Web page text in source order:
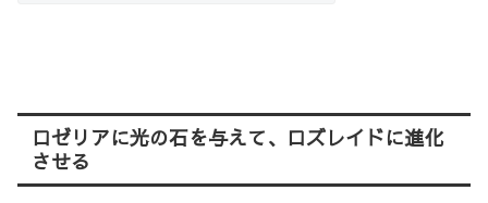
ロゼリアに光の石を与えて、ロズレイドに進化
させる